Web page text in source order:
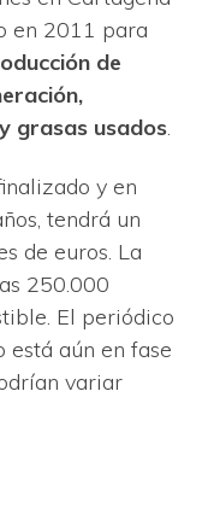
en 2011 para
de
grasas usados.
y en
tendrá un
de euros. La
250.000
El periódico
está aún en fase
variar